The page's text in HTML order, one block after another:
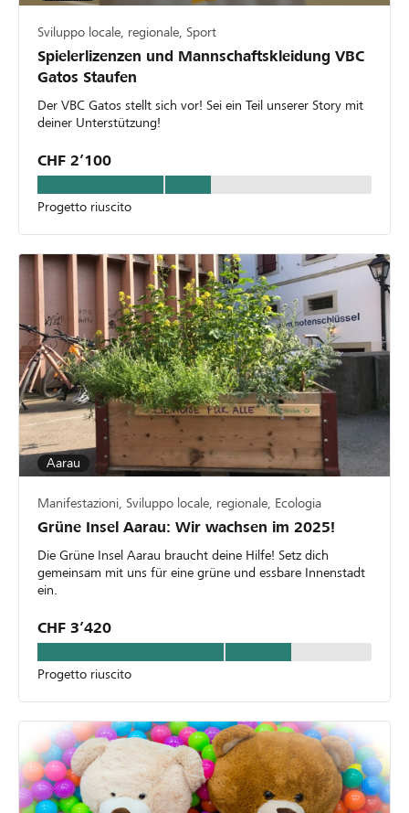
Sviluppo locale, regionale, Sport
Spielerlizenzen und Mannschaftskleidung VBC
Gatos Staufen
Der VBC Gatos stellt sich vor! Sei ein Teil unserer Story mit
deiner Unterstützung!
CHF 2’100
Progetto riuscito
Aarau
Manifestazioni, Sviluppo locale, regionale, Ecologia
Grüne Insel Aarau: Wir wachsen im 2025!
Die Grüne Insel Aarau braucht deine Hilfe! Setz dich
gemeinsam mit uns für eine grüne und essbare Innenstadt
ein.
CHF 3’420
Progetto riuscito